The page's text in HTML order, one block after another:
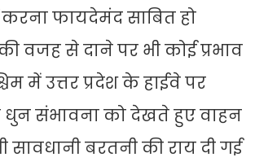
फायदेमंद साबित हो
वजह से दाने पर भी कोई प्रभाव
में उत्तर प्रदेश के हाईवे पर
संभावना को देखते हुए वाहन
सावधानी बरतनी की राय दी गई